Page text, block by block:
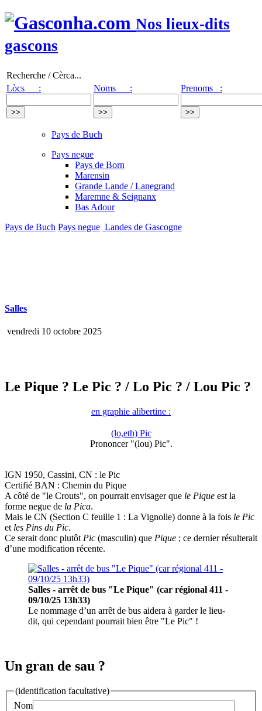
Nos lieux-dits
gascons
Recherche / Cèrca...
Lòcs :
Noms : Prenoms :
Pays de Buch
Pays negue
Pays de Born
Marensin
Grande Lande / Lanegrand
Maremne & Seignanx
Bas Adour
Pays de Buch Pays negue Landes de Gascogne
Salles
vendredi 10 octobre 2025
Le Pique ? Le Pic ? / Lo Pic ? / Lou Pic ?
en graphie alibertine :
(lo,eth) Pic
Prononcer "(lou) Pic".
IGN 1950, Cassini, CN : le Pic
Certifié BAN : Chemin du Pique
A côté de "le Crouts", on pourrait envisager que le Pique est la
forme negue de la Pica.
Mais le CN (Section C feuille 1 : La Vignolle) donne à la fois le Pic
et les Pins du Pic.
Ce serait donc plutôt Pic (masculin) que Pique ; ce dernier résulterait
d’une modification récente.
Salles - arrêt de bus "Le Pique" (car régional 411 -
09/10/25 13h33)
Le nommage d’un arrêt de bus aidera à garder le lieu-
dit, qui cependant pourrait bien être "Le Pic" !
Un gran de sau ?
(identification facultative)
Nom